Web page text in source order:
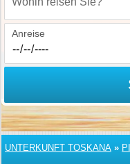
Wohin reisen Sie?
Anreise
UNTERKUNFT TOSKANA »